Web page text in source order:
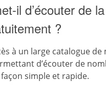
il d’écouter de la
?
à un large catalogue de
d’écouter de
simple et rapide.